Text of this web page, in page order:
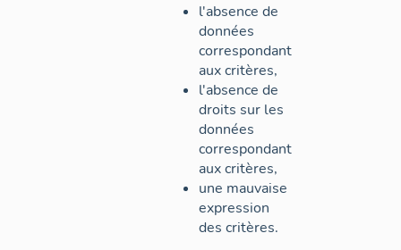
l'absence de
données
correspondant
aux critères,
l'absence de
droits sur les
données
correspondant
aux critères,
une mauvaise
expression
des critères.